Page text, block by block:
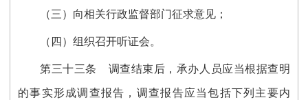
（三）向相关行政监督部门征求意见；
（四）组织召开听证会。
第三十三条 调查结束后，承办人员应当根据查明
的事实形成调查报告，调查报告应当包括下列主要内